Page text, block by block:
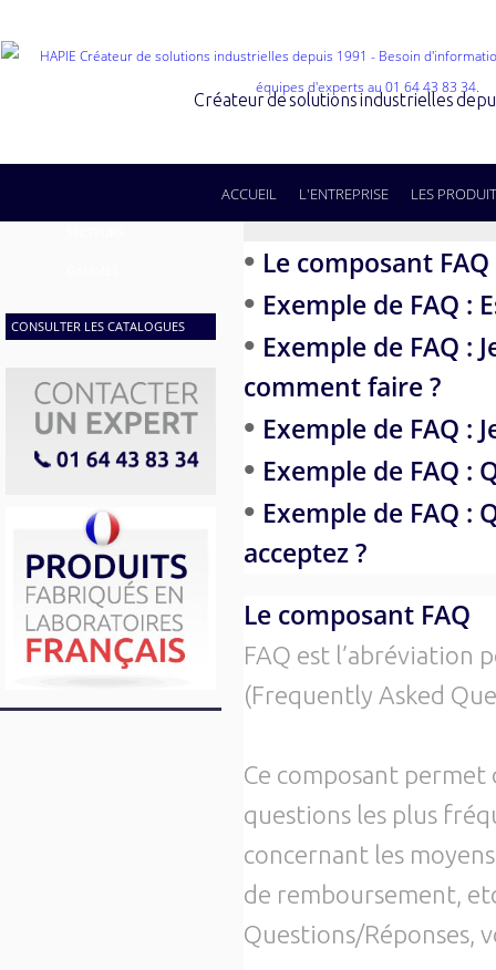
Créateur de solutions industrielles
ACCUEIL L'ENTREPRISE LES
CONSULTER LES CATALOGUES
• Le composant FAQ
• Exemple de FAQ :
• Exemple de FAQ :
comment faire ?
• Exemple de FAQ :
• Exemple de FAQ :
• Exemple de FAQ :
acceptez ?
Le composant FAQ
FAQ est l’abréviation
(Frequently Asked
Ce composant permet
questions les plus
concernant les
de remboursement,
Questions/Réponses,